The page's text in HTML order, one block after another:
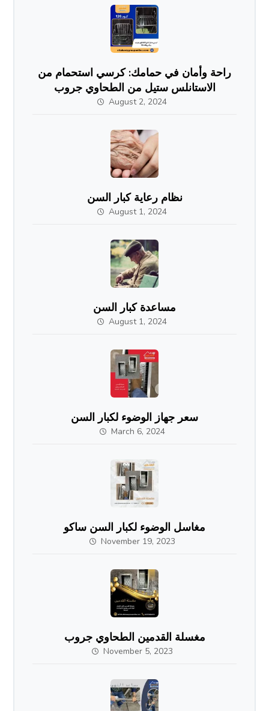
راحة وأمان في حمامك: كرسي استحمام من
الاستانلس ستيل من الطحاوي جروب
August 2, 2024
نظام رعاية كبار السن
August 1, 2024
مساعدة كبار السن
August 1, 2024
سعر جهاز الوضوء لكبار السن
March 6, 2024
مغاسل الوضوء لكبار السن ساكو
November 19, 2023
مغسلة القدمين الطحاوي جروب
November 5, 2023